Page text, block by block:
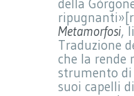
della
Metamorfosi,
Traduzione
che la rende
strumento di
suoi capelli